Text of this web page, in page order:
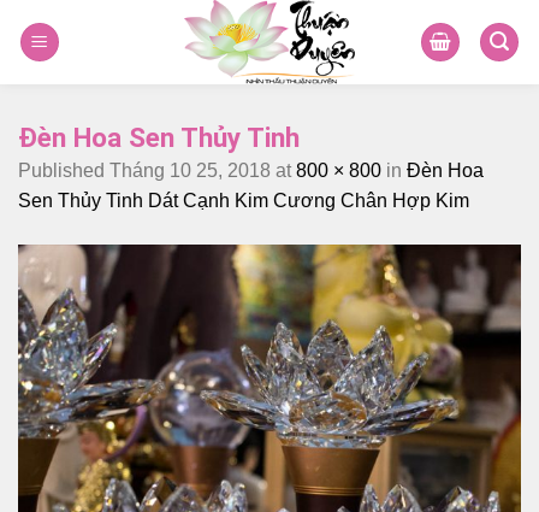
Đèn Hoa Sen Thủy Tinh
Published Tháng 10 25, 2018 at 800 × 800 in Đèn Hoa
Sen Thủy Tinh Dát Cạnh Kim Cương Chân Hợp Kim